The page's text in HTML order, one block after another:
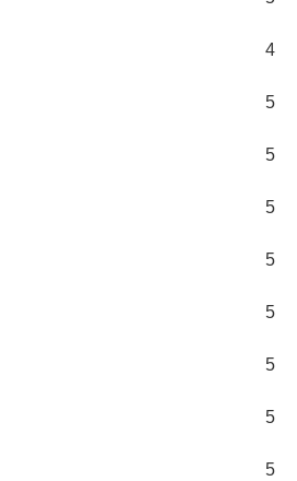
4
5
5
5
5
5
5
5
5